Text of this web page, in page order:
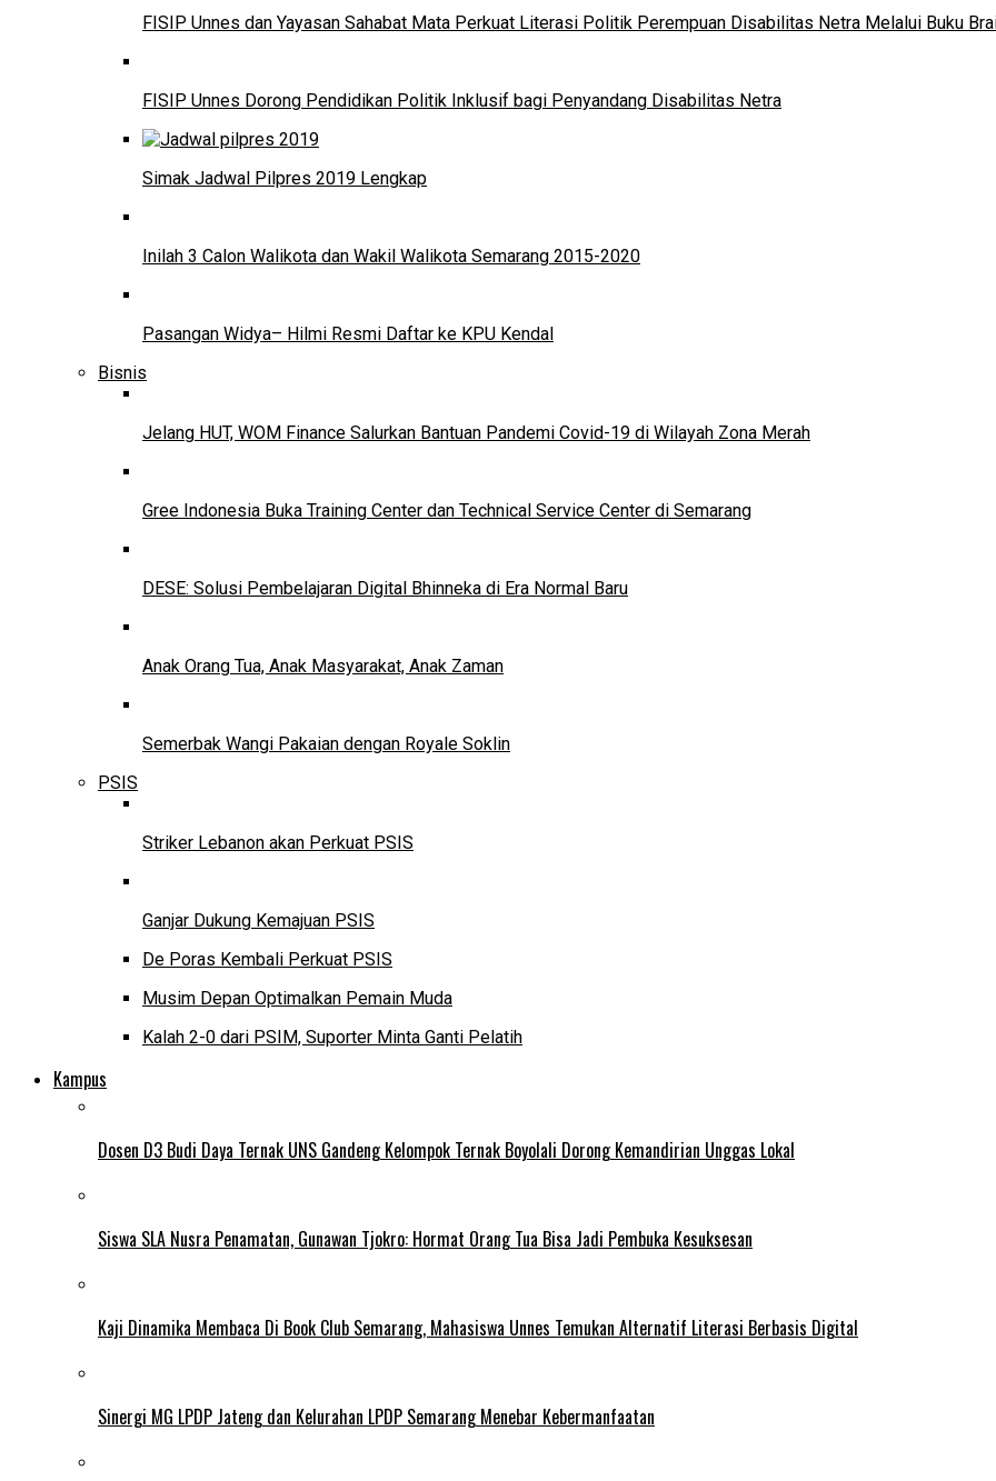
FISIP Unnes dan Yayasan Sahabat Mata Perkuat Literasi Politik Perempuan Disabilitas Netra Melalui Buku
FISIP Unnes Dorong Pendidikan Politik Inklusif bagi Penyandang Disabilitas Netra
Simak Jadwal Pilpres 2019 Lengkap
Inilah 3 Calon Walikota dan Wakil Walikota Semarang 2015-2020
Pasangan Widya– Hilmi Resmi Daftar ke KPU Kendal
Bisnis
Jelang HUT, WOM Finance Salurkan Bantuan Pandemi Covid-19 di Wilayah Zona Merah
Gree Indonesia Buka Training Center dan Technical Service Center di Semarang
DESE: Solusi Pembelajaran Digital Bhinneka di Era Normal Baru
Anak Orang Tua, Anak Masyarakat, Anak Zaman
Semerbak Wangi Pakaian dengan Royale Soklin
PSIS
Striker Lebanon akan Perkuat PSIS
Ganjar Dukung Kemajuan PSIS
De Poras Kembali Perkuat PSIS
Musim Depan Optimalkan Pemain Muda
Kalah 2-0 dari PSIM, Suporter Minta Ganti Pelatih
Kampus
Dosen D3 Budi Daya Ternak UNS Gandeng Kelompok Ternak Boyolali Dorong Kemandirian Unggas Lokal
Siswa SLA Nusra Penamatan, Gunawan Tjokro: Hormat Orang Tua Bisa Jadi Pembuka Kesuksesan
Kaji Dinamika Membaca Di Book Club Semarang, Mahasiswa Unnes Temukan Alternatif Literasi Berbasis Digital
Sinergi MG LPDP Jateng dan Kelurahan LPDP Semarang Menebar Kebermanfaatan